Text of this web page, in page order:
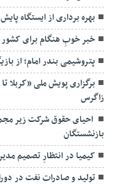
بهره برداری از ایستگاه
خبر خوبِ هنگام برای کشور
پتروشیمی بندر امام؛ از
برگزاری پویش ملی «کربلا
زاگرس
احیای حقوق شرکت زیر
بازنشستگان
کیمیا در انتظارِ تصمیم
تولید و صادرات نفت در